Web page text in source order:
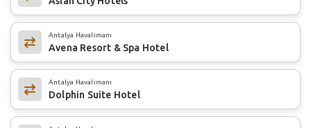
Antalya Havalimanı
Avena Resort & Spa Hotel
Antalya Havalimanı
Dolphin Suite Hotel